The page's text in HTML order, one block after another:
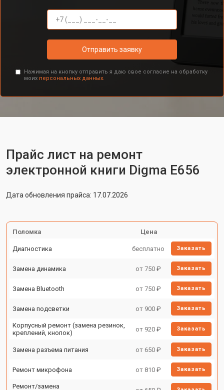
Отправить заявку
Нажимая на кнопку отправить я даю свое согласие на обработку
моих персональных данных.
Прайс лист на ремонт
электронной книги Digma E656
Дата обновления прайса: 17.07.2026
Поломка Цена
Диагностика бесплатно Заказать
Замена динамика от 750 ₽ Заказать
Замена Bluetooth от 750 ₽ Заказать
Замена подсветки от 900 ₽ Заказать
Корпусный ремонт (замена резинок,
креплений, кнопок)
от 920 ₽ Заказать
Замена разъема питания от 650 ₽ Заказать
Ремонт микрофона от 810 ₽ Заказать
Ремонт/замена